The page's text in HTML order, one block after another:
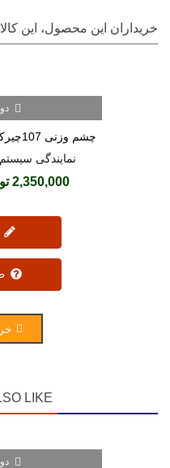
خریداران این محصول، این
چشم وزنی 107چیرکار ,تشخیص حیوانات PET
نمایندگی
2,350,000 تومان
طرح سوال
LIKE